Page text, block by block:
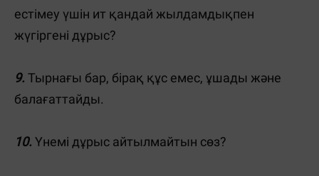
естімеу үшін ит қандай жылдамдықпен
жүгіргені дұрыс?
9. Тырнағы бар, бірақ құс емес, ұшады және
балағаттайды.
10. Үнемі дұрыс айтылмайтын сөз?